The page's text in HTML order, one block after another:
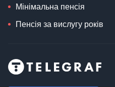
Мінімальна пенсія
Пенсія за вислугу років